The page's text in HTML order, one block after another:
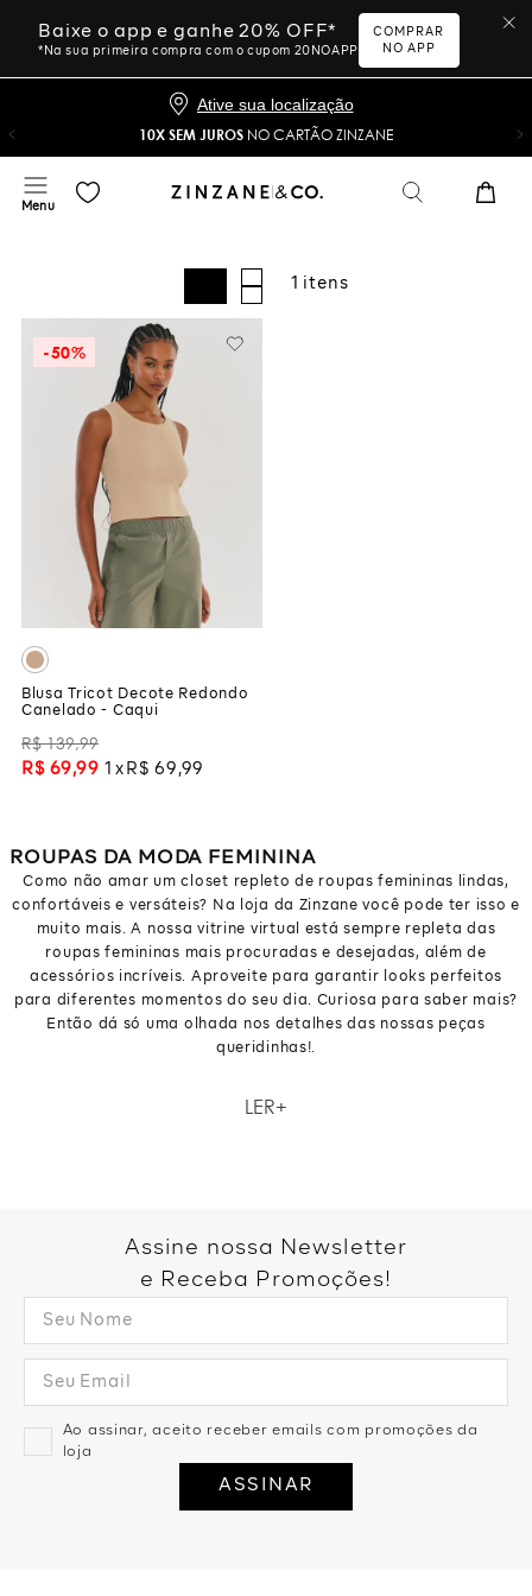
Baixe o app e ganhe 20% OFF*
*Na sua primeira compra com o cupom 20NOAPP
COMPRAR
NO APP
Ative sua localização
10X SEM JUROS NO CARTÃO ZINZANE
1
-50%
Blusa Tricot Decote Redondo
Canelado - Caqui
R$ 139,99
R$ 69,99 1 R$ 69 ,99
ROUPAS DA MODA FEMININA
Como não amar um closet repleto de roupas femininas lindas,
confortáveis e versáteis? Na loja da Zinzane você pode ter isso e
muito mais. A nossa vitrine virtual está sempre repleta das
roupas femininas mais procuradas e desejadas, além de
acessórios incríveis. Aproveite para garantir looks perfeitos
para diferentes momentos do seu dia. Curiosa para saber mais?
Então dá só uma olhada nos detalhes das nossas peças
queridinhas!.
LER
Como não amar um closet repleto de roupas femininas lindas,
Então dá só uma olhada nos detalhes das nossas peças
Assine nossa Newsletter
e Receba Promoções!
Ao assinar, aceito receber emails com promoções da
loja
ASSINAR